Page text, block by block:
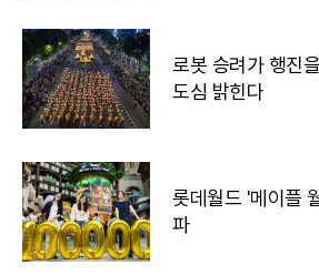
로봇 승려가 행진
도심 밝힌다
롯데월드 '메이플
파